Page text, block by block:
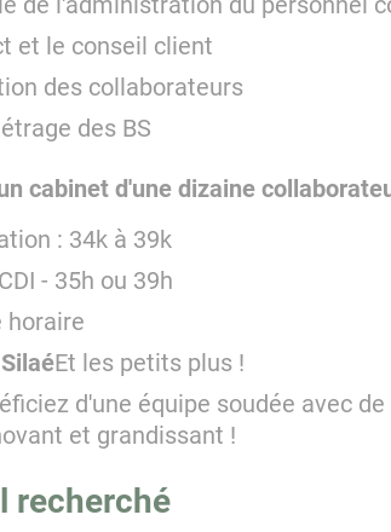
et le conseil client
des collaborateurs
des BS
cabinet d'une dizaine
: 34k à 39k
- 35h ou 39h
horaire
Et les petits plus !
d'une équipe soudée avec
et grandissant !
recherché